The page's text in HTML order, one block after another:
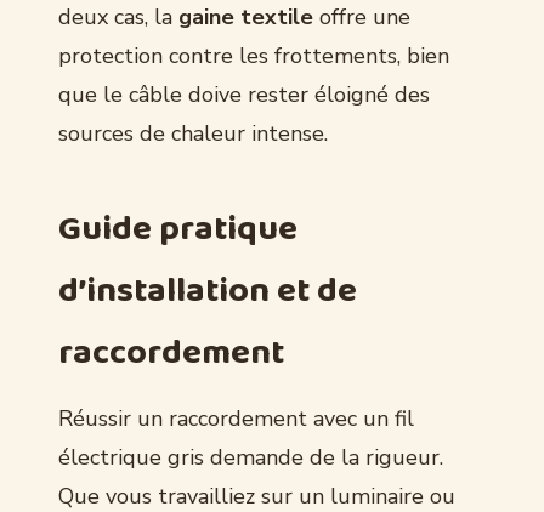
deux cas, la gaine textile offre une
protection contre les frottements, bien
que le câble doive rester éloigné des
sources de chaleur intense.
Guide pratique
d’installation et de
raccordement
Réussir un raccordement avec un fil
électrique gris demande de la rigueur.
Que vous travailliez sur un luminaire ou